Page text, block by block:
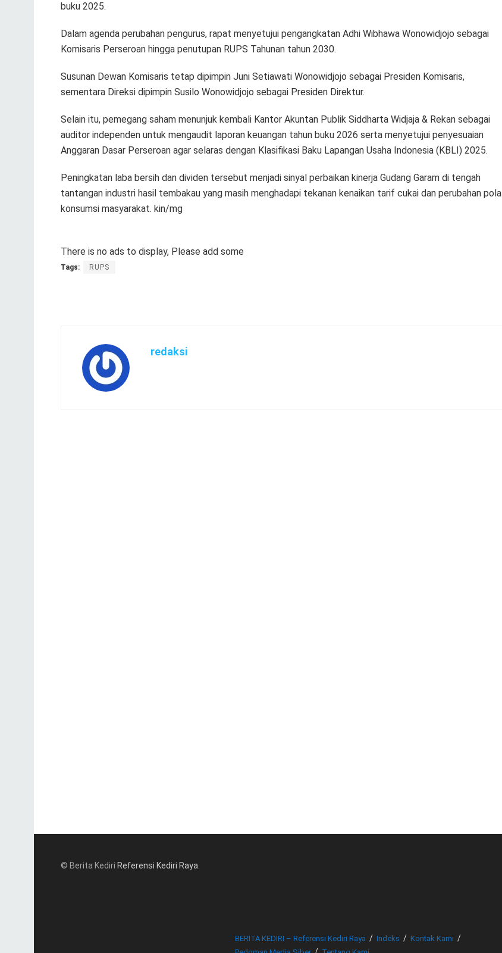
buku 2025.
Dalam agenda perubahan pengurus, rapat menyetujui pengangkatan Adhi Wibhawa Wonowidjojo sebagai
Komisaris Perseroan hingga penutupan RUPS Tahunan tahun 2030.
Susunan Dewan Komisaris tetap dipimpin Juni Setiawati Wonowidjojo sebagai Presiden Komisaris,
sementara Direksi dipimpin Susilo Wonowidjojo sebagai Presiden Direktur.
Selain itu, pemegang saham menunjuk kembali Kantor Akuntan Publik Siddharta Widjaja & Rekan sebagai
auditor independen untuk mengaudit laporan keuangan tahun buku 2026 serta menyetujui penyesuaian
Anggaran Dasar Perseroan agar selaras dengan Klasifikasi Baku Lapangan Usaha Indonesia (KBLI) 2025.
Peningkatan laba bersih dan dividen tersebut menjadi sinyal perbaikan kinerja Gudang Garam di tengah
tantangan industri hasil tembakau yang masih menghadapi tekanan kenaikan tarif cukai dan perubahan pola
konsumsi masyarakat. kin/mg
There is no ads to display, Please add some
Tags: RUPS
redaksi
© Berita Kediri Referensi Kediri Raya.
BERITA KEDIRI – Referensi Kediri Raya Indeks
Kontak Kami